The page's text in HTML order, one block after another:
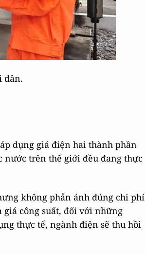
dân.
dụng giá điện hai thành phần
nước trên thế giới đều đang thực
không phản ánh đúng chi phí
công suất, đối với những
thực tế, ngành điện sẽ thu hồi